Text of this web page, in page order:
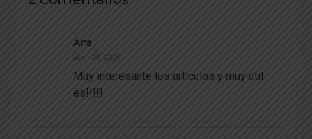
Ana
abril 24, 2020
Muy interesante los artículos y muy útil
es!!!!!